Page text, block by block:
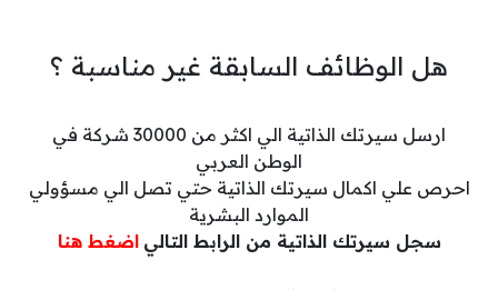
هل الوظائف السابقة غير مناسبة ؟
ارسل سيرتك الذاتية الي اكثر من 30000 شركة في
الوطن العربي
احرص علي اكمال سيرتك الذاتية حتي تصل الي مسؤولي
الموارد البشرية
سجل سيرتك الذاتية من الرابط التالي اضغط هنا